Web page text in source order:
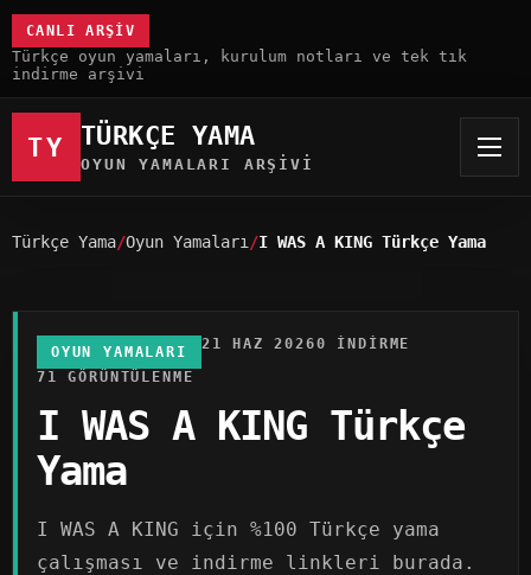
CANLI ARŞIV
Türkçe oyun yamaları, kurulum notları ve tek tık
indirme arşivi
TY TÜRKÇE YAMA
OYUN YAMALARI ARŞIVI
Türkçe Yama Oyun Yamaları I WAS A KING Türkçe Yama
OYUN YAMALARI 21 HAZ 20260 INDIRME
71 GÖRÜNTÜLENME
I WAS A KING Türkçe
Yama
I WAS A KING için %100 Türkçe yama
çalışması ve indirme linkleri burada.